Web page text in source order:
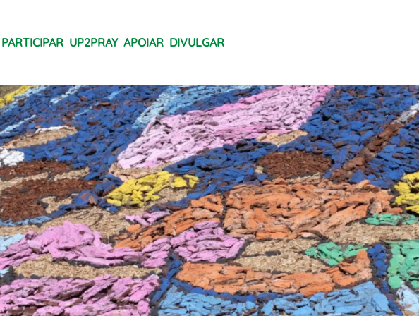
PARTICIPAR UP2PRAY APOIAR DIVULGAR